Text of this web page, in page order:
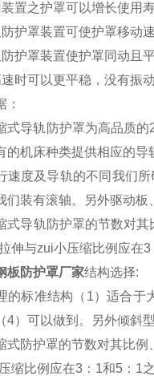
置之护罩可以增长使用寿
护罩装置可使护罩移动
护罩装置使护罩同动且
时可以更平稳，没有振动
：
式导轨防护罩为高品质
的机床种类提供相应的导
速度及导轨的不同我们
们装有滚轴。另外驱动板
式导轨防护罩的节数对
伸与zui小压缩比例应在3
板防护罩厂家结构选择:
的标准结构（1）适合于
4）可以做到。另外倾斜
式防护罩的节数对其比
缩比例应在3：1和5：1